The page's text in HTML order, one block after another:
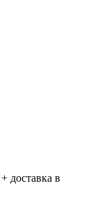
доставка в